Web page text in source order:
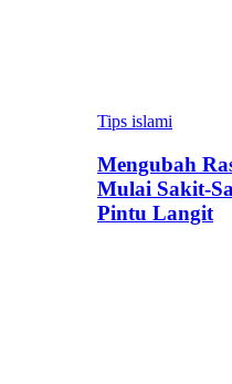
Tips islami
Mengubah
Mulai Sakit-
Pintu Langit